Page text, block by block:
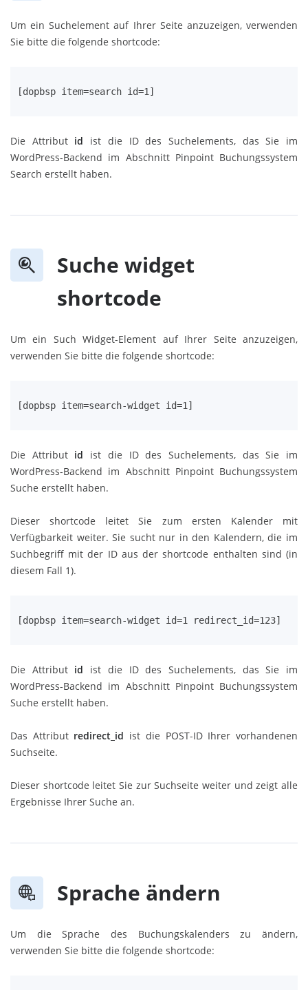
Um ein Suchelement auf Ihrer Seite anzuzeigen, verwenden
Sie bitte die folgende shortcode:
[dopbsp item=search id=1]
Die Attribut id ist die ID des Suchelements, das Sie im
WordPress-Backend im Abschnitt Pinpoint Buchungssystem
Search erstellt haben.
Suche widget
shortcode
Um ein Such Widget-Element auf Ihrer Seite anzuzeigen,
verwenden Sie bitte die folgende shortcode:
[dopbsp item=search-widget id=1]
Die Attribut id ist die ID des Suchelements, das Sie im
WordPress-Backend im Abschnitt Pinpoint Buchungssystem
Suche erstellt haben.
Dieser shortcode leitet Sie zum ersten Kalender mit
Verfügbarkeit weiter. Sie sucht nur in den Kalendern, die im
Suchbegriff mit der ID aus der shortcode enthalten sind (in
diesem Fall 1).
[dopbsp item=search-widget id=1 redirect_id=123]
Die Attribut id ist die ID des Suchelements, das Sie im
WordPress-Backend im Abschnitt Pinpoint Buchungssystem
Suche erstellt haben.
Das Attribut redirect_id ist die POST-ID Ihrer vorhandenen
Suchseite.
Dieser shortcode leitet Sie zur Suchseite weiter und zeigt alle
Ergebnisse Ihrer Suche an.
Sprache ändern
Um die Sprache des Buchungskalenders zu ändern,
verwenden Sie bitte die folgende shortcode: